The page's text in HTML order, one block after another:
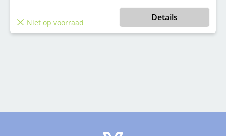
Niet op voorraad Details